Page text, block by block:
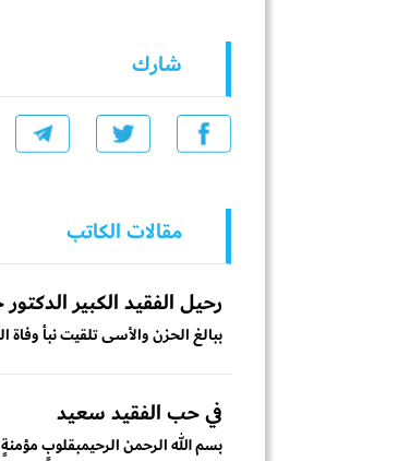
شارك
مقالات الكاتب
رحيل الفقيد الكبير
ببالغ الحزن والأسى تلقيت نبأ
في حب الفقيد سعيد
بسم الله الرحمن الرحيمبقلوبٍ مؤمنةٍ